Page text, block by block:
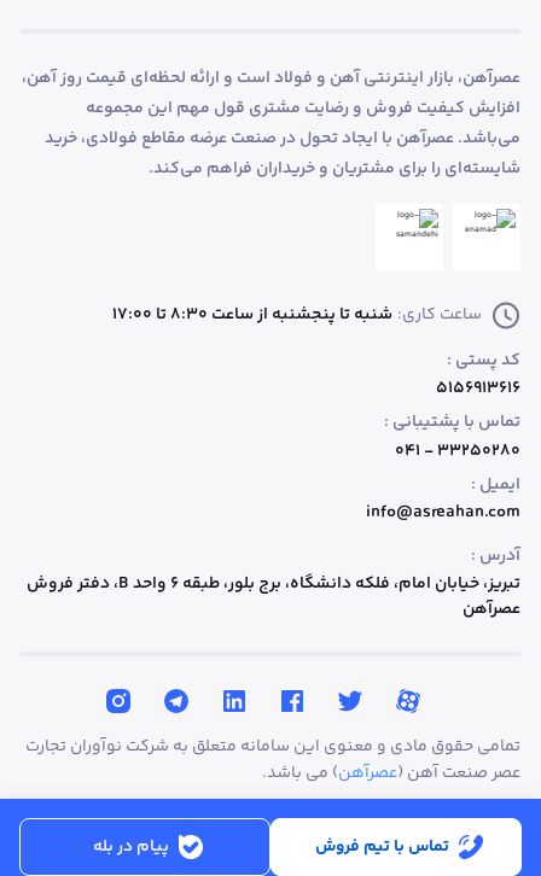
تماس با تیم فروش پیام در بله
عصرآهن، بازار اینترنتی آهن و فولاد است و ارائه لحظه‌ای قیمت روز آهن،
افزایش کیفیت فروش و رضایت مشتری قول مهم این مجموعه
می‌باشد. عصرآهن با ایجاد تحول در صنعت عرضه مقاطع فولادی، خرید
شایسته‌ای را برای مشتریان و خریداران فراهم می‌کند.
ساعت کاری: شنبه تا پنجشنبه از ساعت 8:30 تا 17:00
کد پستی :
۵۱۵۶۹۱۳۶۱۶
تماس با پشتیبانی :
۳۳۲۵۰۲۸۰ - ۰۴۱
ایمیل :
info@asreahan.com
آدرس :
تبریز، خیابان امام، فلکه دانشگاه، برج بلور، طبقه ۶ واحد B
، دفتر فروش
عصرآهن
تمامی حقوق مادی و معنوی این سامانه متعلق به شرکت نوآوران تجارت
عصر صنعت آهن (عصرآهن) می باشد.